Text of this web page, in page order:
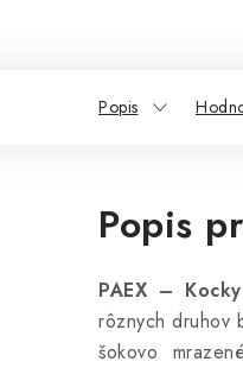
Popis
Popis
PAEX –
rôznych druhov
šokovo